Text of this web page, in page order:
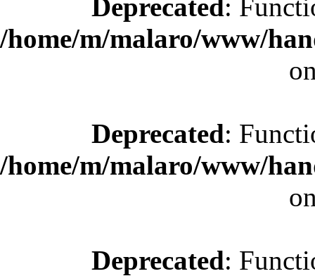
Deprecated:
/home/m/malaro/www/
Deprecated:
/home/m/malaro/www/
Deprecated: